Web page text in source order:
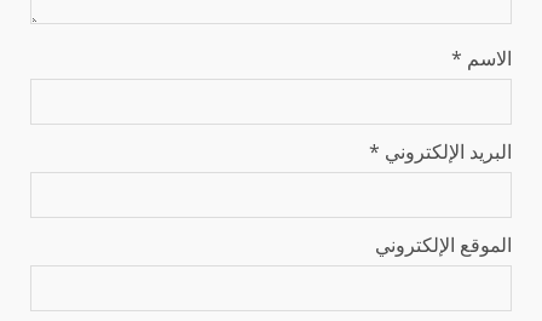
الاسم *
البريد الإلكتروني *
الموقع الإلكتروني